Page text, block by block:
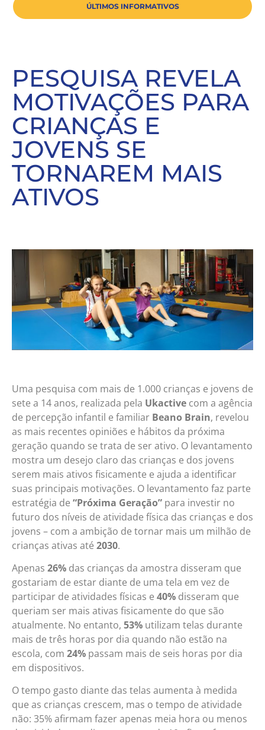
ÚLTIMOS INFORMATIVOS
PESQUISA REVELA
MOTIVAÇÕES PARA
CRIANÇAS E
JOVENS SE
TORNAREM MAIS
ATIVOS
Uma pesquisa com mais de 1.000 crianças e jovens de
sete a 14 anos, realizada pela Ukactive com a agência
de percepção infantil e familiar Beano Brain, revelou
as mais recentes opiniões e hábitos da próxima
geração quando se trata de ser ativo. O levantamento
mostra um desejo claro das crianças e dos jovens
serem mais ativos fisicamente e ajuda a identificar
suas principais motivações. O levantamento faz parte
estratégia de “Próxima Geração” para investir no
futuro dos níveis de atividade física das crianças e dos
jovens – com a ambição de tornar mais um milhão de
crianças ativas até 2030.
Apenas 26% das crianças da amostra disseram que
gostariam de estar diante de uma tela em vez de
participar de atividades físicas e 40% disseram que
queriam ser mais ativas fisicamente do que são
atualmente. No entanto, 53% utilizam telas durante
mais de três horas por dia quando não estão na
escola, com 24% passam mais de seis horas por dia
em dispositivos.
O tempo gasto diante das telas aumenta à medida
que as crianças crescem, mas o tempo de atividade
não: 35% afirmam fazer apenas meia hora ou menos